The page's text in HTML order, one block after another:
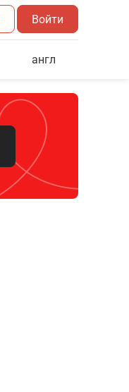
Войти
англ